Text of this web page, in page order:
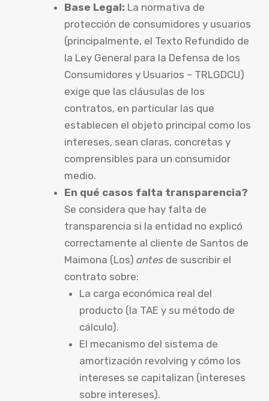
Base Legal: La normativa de
protección de consumidores y usuarios
(principalmente, el Texto Refundido de
la Ley General para la Defensa de los
Consumidores y Usuarios – TRLGDCU)
exige que las cláusulas de los
contratos, en particular las que
establecen el objeto principal como los
intereses, sean claras, concretas y
comprensibles para un consumidor
medio.
En qué casos falta transparencia?
Se considera que hay falta de
transparencia si la entidad no explicó
correctamente al cliente de Santos de
Maimona (Los) antes de suscribir el
contrato sobre:
La carga económica real del
producto (la TAE y su método de
cálculo).
El mecanismo del sistema de
amortización revolving y cómo los
intereses se capitalizan (intereses
sobre intereses).